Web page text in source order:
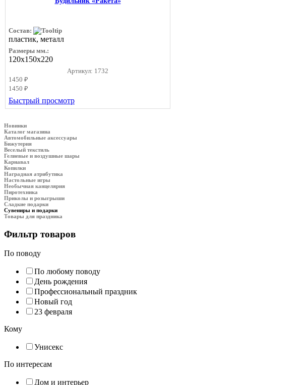
Состав:
пластик, металл
Размеры мм.:
120х150х220
Артикул: 1732
1450 ₽
1450 ₽
Быстрый просмотр
Новинки
Каталог магазина
Автомобильные аксессуары
Бижутерия
Веселый текстиль
Гелиевые и воздушные шары
Карнавал
Копилки
Наградная атрибутика
Настольные игры
Необычная канцелярия
Пиротехника
Приколы и розыгрыши
Сладкие подарки
Сувениры и подарки
Товары для праздника
Фильтр товаров
По поводу
По любому поводу
День рождения
Профессиональный праздник
Новый год
23 февраля
Кому
Унисекс
По интересам
Дом и интерьер